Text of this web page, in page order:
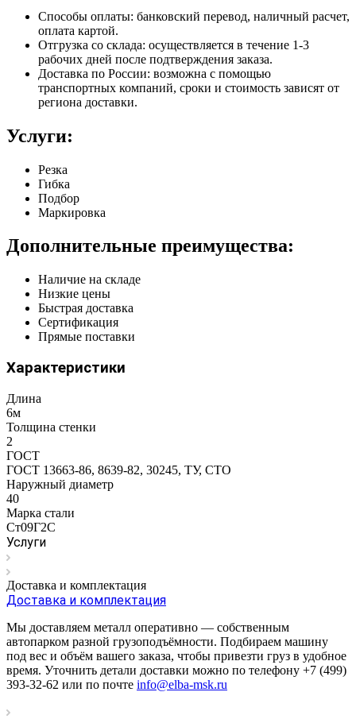
Способы оплаты: банковский перевод, наличный расчет,
оплата картой.
Отгрузка со склада: осуществляется в течение 1-3
рабочих дней после подтверждения заказа.
Доставка по России: возможна с помощью
транспортных компаний, сроки и стоимость зависят от
региона доставки.
Услуги:
Резка
Гибка
Подбор
Маркировка
Дополнительные преимущества:
Наличие на складе
Низкие цены
Быстрая доставка
Сертификация
Прямые поставки
Характеристики
Длина
6м
Толщина стенки
2
ГОСТ
ГОСТ 13663-86, 8639-82, 30245, ТУ, СТО
Наружный диаметр
40
Марка стали
Ст09Г2С
Услуги
Доставка и комплектация
Доставка и комплектация
Мы доставляем металл оперативно — собственным
автопарком разной грузоподъёмности. Подбираем машину
под вес и объём вашего заказа, чтобы привезти груз в удобное
время. Уточнить детали доставки можно по телефону +7 (499)
393-32-62 или по почте info@elba-msk.ru